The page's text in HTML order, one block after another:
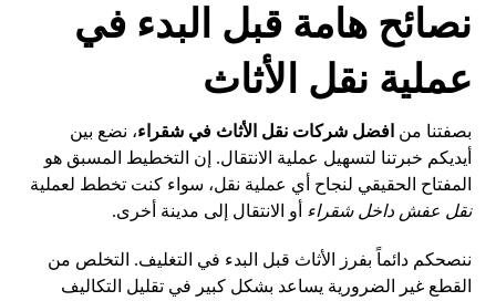
نصائح هامة قبل البدء في
عملية نقل الأثاث
بصفتنا من افضل شركات نقل الأثاث في شقراء، نضع بين
أيديكم خبرتنا لتسهيل عملية الانتقال. إن التخطيط المسبق هو
المفتاح الحقيقي لنجاح أي عملية نقل، سواء كنت تخطط لعملية
نقل عفش داخل شقراء أو الانتقال إلى مدينة أخرى.
ننصحكم دائماً بفرز الأثاث قبل البدء في التغليف. التخلص من
القطع غير الضرورية يساعد بشكل كبير في تقليل التكاليف